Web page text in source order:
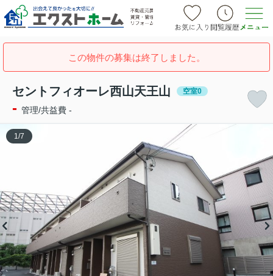
この物件の募集は終了しました。
セントフィオーレ西山天王山 空室0
- 管理/共益費 -
1 /7